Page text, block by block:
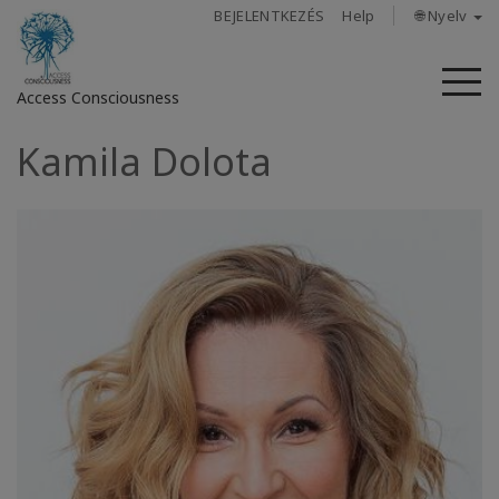
BEJELENTKEZÉS Help 🌐 Nyelv
Access Consciousness
Bejelentkezés
Tanfolyamok
Kamila Dolota